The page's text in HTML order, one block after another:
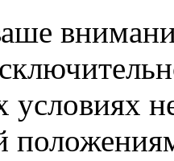
условиях